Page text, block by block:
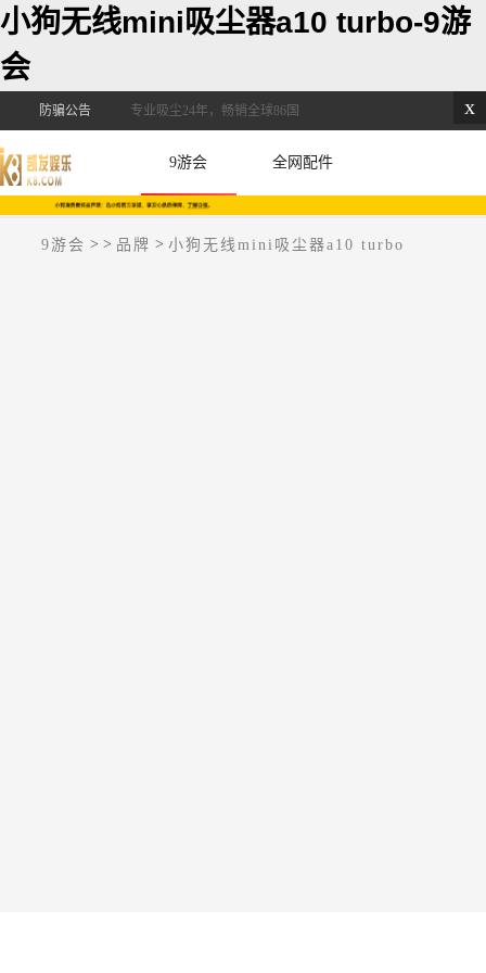
小狗无线mini吸尘器a10 turbo-9游
会
x
防骗公告 专业吸尘24年，畅销全球86国
9游会 全网配件
9游会 > > 品牌 > 小狗无线mini吸尘器a10 turbo